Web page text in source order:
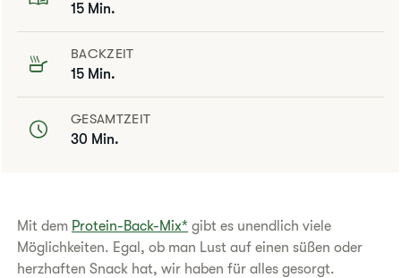
15 Min.
BACKZEIT
15 Min.
GESAMTZEIT
30 Min.
Mit dem Protein-Back-Mix* gibt es unendlich viele
Möglichkeiten. Egal, ob man Lust auf einen süßen oder
herzhaften Snack hat, wir haben für alles gesorgt.